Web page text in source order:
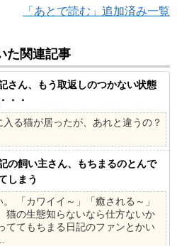
「あとで読む」追加済み一覧
た関連記事
さん、もう取返しのつかない状態
・・
る猫が居ったが、あれと違うの？
の飼い主さん、もちまるのとんで
しまう
「カワイイ～」「癒される～」
猫の生態知らないなら仕方ないか
ててもちまる日記のファンとかい